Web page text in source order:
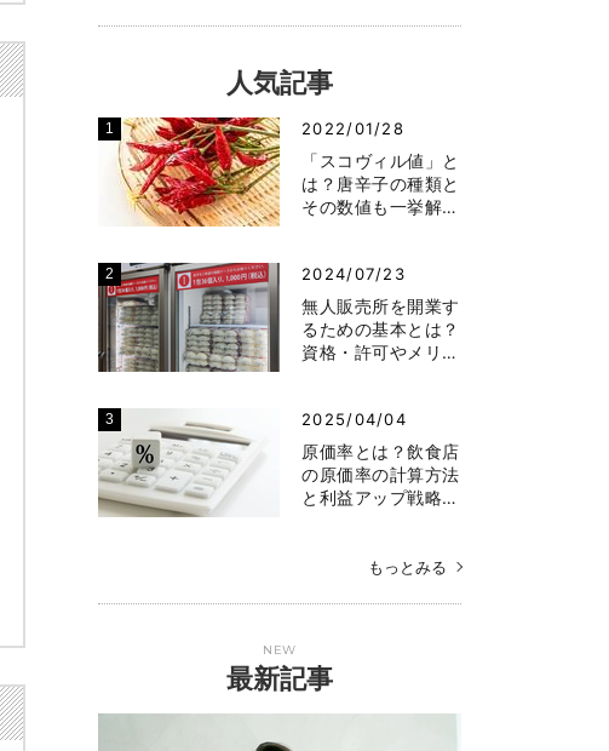
人気記事
2022/01/28
「スコヴィル値」と
は？唐辛子の種類と
その数値も一挙解…
2024/07/23
無人販売所を開業す
るための基本とは？
資格・許可やメリ…
2025/04/04
原価率とは？飲食店
の原価率の計算方法
と利益アップ戦略…
もっとみる
NEW
最新記事